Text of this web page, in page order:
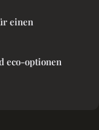
einen
eco-optionen